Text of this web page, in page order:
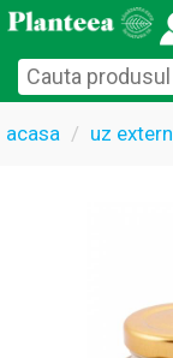
acasa uz extern